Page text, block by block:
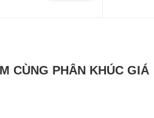
CÙNG PHÂN KHÚC GIÁ